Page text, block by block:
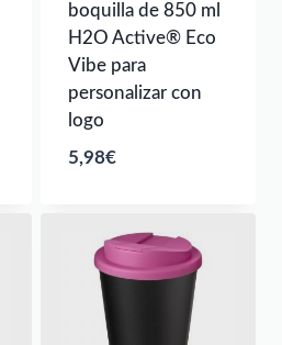
boquilla de 850 ml
H2O Active® Eco
Vibe para
personalizar con
logo
5,98€